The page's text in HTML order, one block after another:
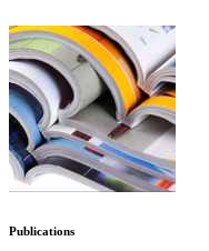
Publications